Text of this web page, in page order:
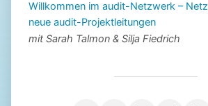
Willkommen im audit-Netzwerk –
neue audit-Projektleitungen
mit Sarah Talmon & Silja Fiedrich